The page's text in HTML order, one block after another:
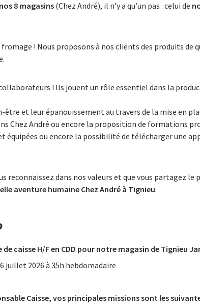
nos 8 magasins(Chez André), il n’y a qu’un pas : celui de
! Nous proposons à nos clients des produits de
! Ils jouent un rôle essentiel dans la
et leur épanouissement au travers de la mise en
Chez André ou encore la proposition de formations
équipées ou encore la possibilité de télécharger une
reconnaissez dans nos valeurs et que vous partagez
aventure humaine Chez André à Tignieu.
de caisse H/F en CDD pour notre magasin de Tignieu
juillet 2026 à 35h hebdomadaire
Caisse, vos principales missions sont les